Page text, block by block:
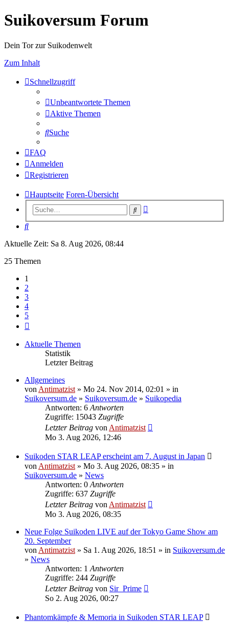
Suikoversum Forum
Dein Tor zur Suikodenwelt
Zum Inhalt
Schnellzugriff
Unbeantwortete Themen
Aktive Themen
Suche
FAQ
Anmelden
Registrieren
Hauptseite Foren-Übersicht
Suche
Suche
Aktuelle Zeit: Sa 8. Aug 2026, 08:44
25 Themen
1
2
3
4
5
Aktuelle Themen
Statistik
Letzter Beitrag
Allgemeines
vonAntimatzist» Mo 24. Nov 2014, 02:01 » in
Suikoversum.de » Suikoversum.de » Suikopedia
Antworten: 6Antworten
Zugriffe: 15043 Zugriffe
Letzter Beitrag vonAntimatzist
Mo 3. Aug 2026, 12:46
Suikoden STAR LEAP erscheint am 7. August in Japan
vonAntimatzist» Mo 3. Aug 2026, 08:35 » in
Suikoversum.de » News
Antworten: 0Antworten
Zugriffe: 637 Zugriffe
Letzter Beitrag vonAntimatzist
Mo 3. Aug 2026, 08:35
Neue Folge Suikoden LIVE auf der Tokyo Game Show am
20. September
vonAntimatzist» Sa 1. Aug 2026, 18:51 » in Suikoversum.de
» News
Antworten: 1Antworten
Zugriffe: 244 Zugriffe
Letzter Beitrag von Sir_Prime
So 2. Aug 2026, 00:27
Phantomkämpfe & Memoria in Suikoden STAR LEAP